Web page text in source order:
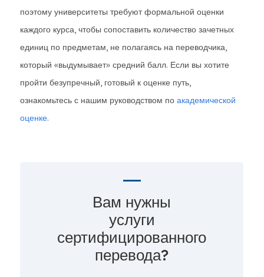
поэтому университеты требуют формальной оценки
каждого курса, чтобы сопоставить количество зачетных
единиц по предметам, не полагаясь на переводчика,
который «выдумывает» средний балл. Если вы хотите
пройти безупречный, готовый к оценке путь,
ознакомьтесь с нашим руководством по академической
оценке.
Вам нужны
услуги
сертифицированного
перевода?